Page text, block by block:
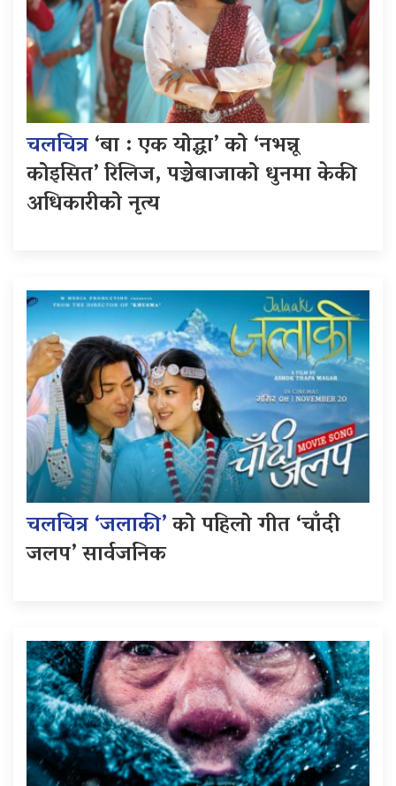
चलचित्र‘बा : एक योद्धा’ को ‘नभन्नू
कोइसित’ रिलिज, पञ्चेबाजाको धुनमा केकी
अधिकारीको नृत्य
चलचित्र ‘जलाकी’को पहिलो गीत ‘चाँदी
जलप’ सार्वजनिक